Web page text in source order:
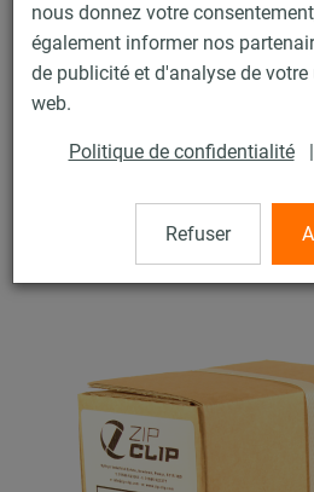
nous donnez votre
également informer nos
de publicité et d'analyse de
web.
Politique de confidentialité |
Refuser
Produits Technique de fixation
Rize
Rize
100 Mètres bobine de câble Y CPS